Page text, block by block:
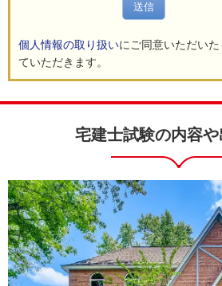
送信
個人情報の取り扱いにご同意いただい
ていただきます。
宅建士試験の内容や